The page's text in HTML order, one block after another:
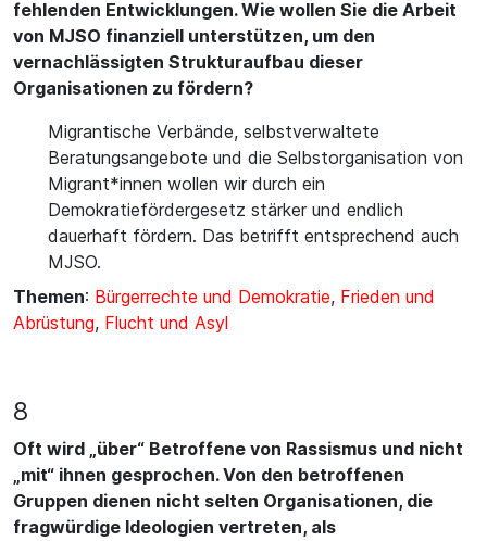
fehlenden Entwicklungen. Wie wollen Sie die Arbeit
von MJSO finanziell unterstützen, um den
vernachlässigten Strukturaufbau dieser
Organisationen zu fördern?
Migrantische Verbände, selbstverwaltete
Beratungsangebote und die Selbstorganisation von
Migrant*innen wollen wir durch ein
Demokratiefördergesetz stärker und endlich
dauerhaft fördern. Das betrifft entsprechend auch
MJSO.
Themen: Bürgerrechte und Demokratie, Frieden und
Abrüstung, Flucht und Asyl
8
Oft wird „über“ Betroffene von Rassismus und nicht
„mit“ ihnen gesprochen. Von den betroffenen
Gruppen dienen nicht selten Organisationen, die
fragwürdige Ideologien vertreten, als